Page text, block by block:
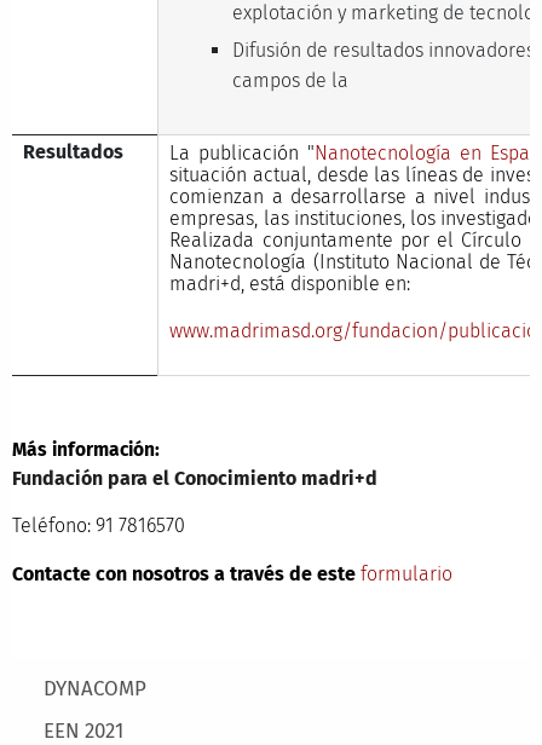
Main menu
DYNACOMP
EEN 2021
explotación y marketing de
Difusión de resultados
campos de la
Resultados La publicación "Nanotecnología en
situación actual, desde las líneas de
comienzan a desarrollarse a nivel
empresas, las instituciones, los
Realizada conjuntamente por el Círculo
Nanotecnología (Instituto Nacional de
madri+d, está disponible en:
www.madrimasd.org/fundacion/
Más información:
Fundación para el Conocimiento madri+d
Teléfono: 91 7816570
Contacte con nosotros a través de este formulario